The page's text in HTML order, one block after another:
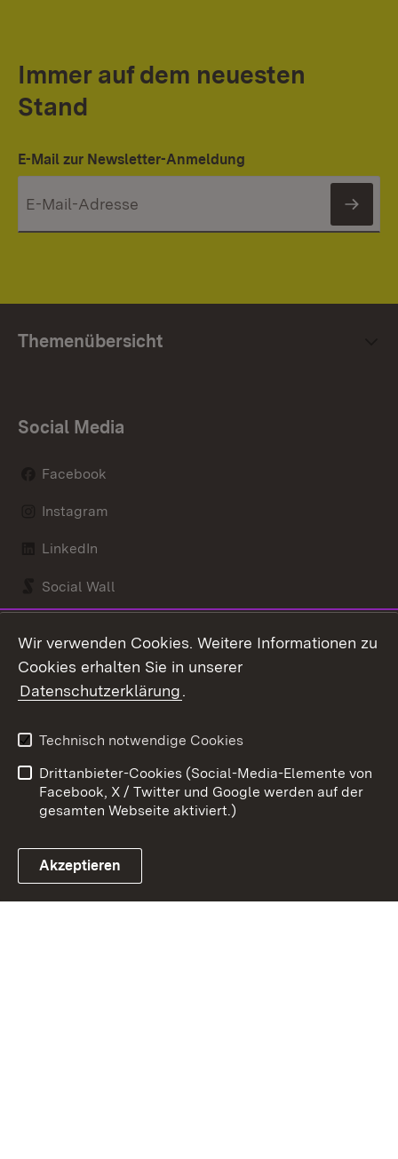
Immer auf dem neuesten
Stand
E-Mail zur Newsletter-Anmeldung
Themenübersicht
Social Media
Facebook
Instagram
LinkedIn
Social Wall
Link zum Landesportal
Kontakt
Barrierefreiheit
Impressum
Cookies
Wir verwenden Cookies. Weitere Informationen zu
Cookies erhalten Sie in unserer
Datenschutzerklärung.
Technisch notwendige Cookies
Drittanbieter-Cookies (Social-Media-Elemente von
Facebook, X / Twitter und Google werden auf der
gesamten Webseite aktiviert.)
Akzeptieren